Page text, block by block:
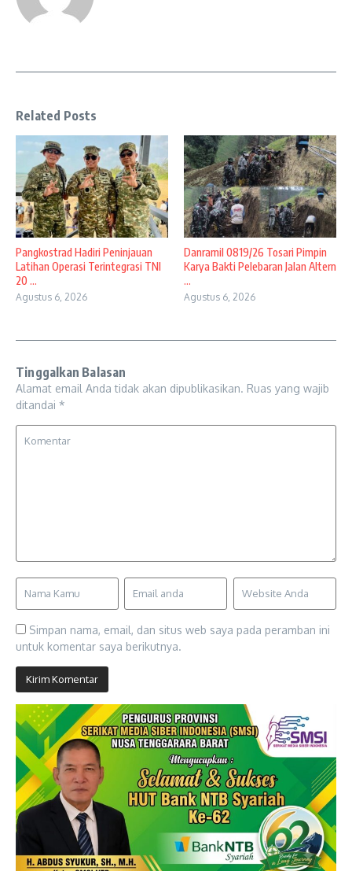
Related Posts
Pangkostrad Hadiri Peninjauan
Latihan Operasi Terintegrasi TNI
20 ...
Agustus 6, 2026
Danramil 0819/26 Tosari Pimpin
Karya Bakti Pelebaran Jalan Altern
...
Agustus 6, 2026
Tinggalkan Balasan
Alamat email Anda tidak akan dipublikasikan. Ruas yang wajib
ditandai *
Simpan nama, email, dan situs web saya pada peramban ini
untuk komentar saya berikutnya.